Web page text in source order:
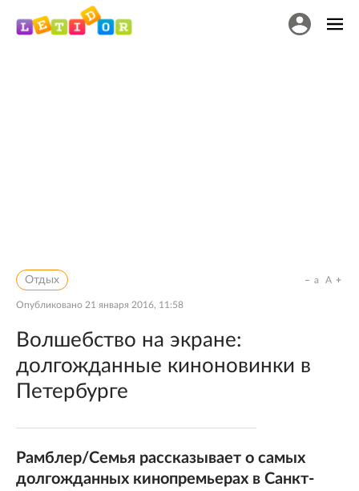
Отдых
Опубликовано 21 января 2016, 11:58
a A
Волшебство на экране:
долгожданные киноновинки в
Петербурге
Рамблер/Семья рассказывает о самых
долгожданных кинопремьерах в Санкт-